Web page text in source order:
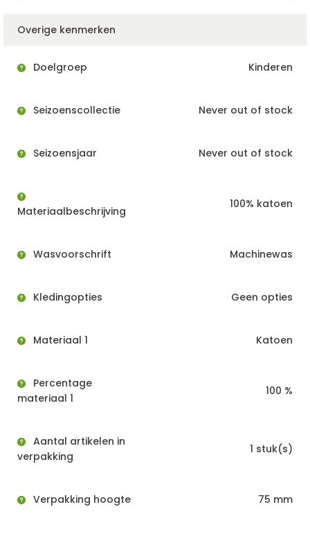
Overige kenmerken
Doelgroep Kinderen
Seizoenscollectie Never out of stock
Seizoensjaar Never out of stock
Materiaalbeschrijving
100% katoen
Wasvoorschrift Machinewas
Kledingopties Geen opties
Materiaal 1 Katoen
Percentage
materiaal 1
100 %
Aantal artikelen in
verpakking
1 stuk(s)
Verpakking hoogte 75 mm